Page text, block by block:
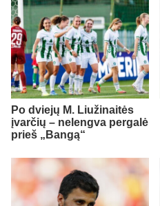
Po dviejų M. Liužinaitės
įvarčių – nelengva pergalė
prieš „Bangą“